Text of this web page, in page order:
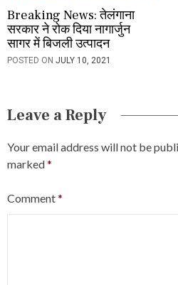
Breaking News: तेलंगाना
सरकार ने रोक दिया नागार्जुन
सागर में बिजली उत्पादन
POSTED ON JULY 10, 2021
Leave a Reply
Your email address will not be
marked*
Comment*